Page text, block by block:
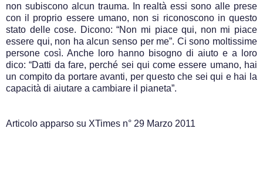
non subiscono alcun trauma. In realtà essi sono alle prese
con il proprio essere umano, non si riconoscono in questo
stato delle cose. Dicono: “Non mi piace qui, non mi piace
essere qui, non ha alcun senso per me”. Ci sono moltissime
persone così. Anche loro hanno bisogno di aiuto e a loro
dico: “Datti da fare, perché sei qui come essere umano, hai
un compito da portare avanti, per questo che sei qui e hai la
capacità di aiutare a cambiare il pianeta”.
Articolo apparso su XTimes n° 29 Marzo 2011